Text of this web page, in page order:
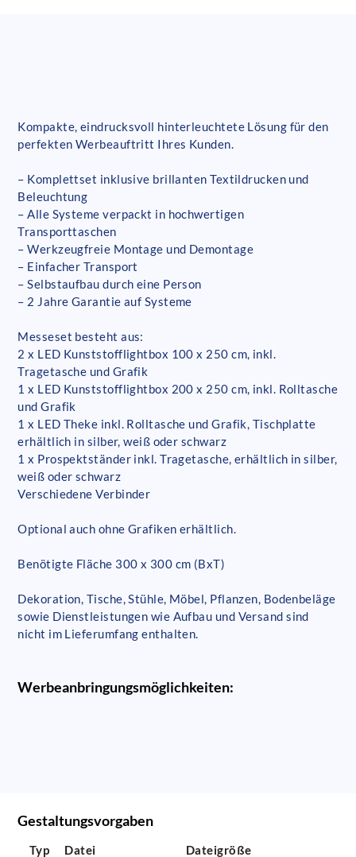
Kompakte, eindrucksvoll hinterleuchtete Lösung für den
perfekten Werbeauftritt Ihres Kunden.
– Komplettset inklusive brillanten Textildrucken und
Beleuchtung
– Alle Systeme verpackt in hochwertigen
Transporttaschen
– Werkzeugfreie Montage und Demontage
– Einfacher Transport
– Selbstaufbau durch eine Person
– 2 Jahre Garantie auf Systeme
Messeset besteht aus:
2 x LED Kunststofflightbox 100 x 250 cm, inkl.
Tragetasche und Grafik
1 x LED Kunststofflightbox 200 x 250 cm, inkl. Rolltasche
und Grafik
1 x LED Theke inkl. Rolltasche und Grafik, Tischplatte
erhältlich in silber, weiß oder schwarz
1 x Prospektständer inkl. Tragetasche, erhältlich in silber,
weiß oder schwarz
Verschiedene Verbinder
Optional auch ohne Grafiken erhältlich.
Benötigte Fläche 300 x 300 cm (BxT)
Dekoration, Tische, Stühle, Möbel, Pflanzen, Bodenbeläge
sowie Dienstleistungen wie Aufbau und Versand sind
nicht im Lieferumfang enthalten.
Werbeanbringungsmöglichkeiten:
Gestaltungsvorgaben
Typ Datei Dateigröße